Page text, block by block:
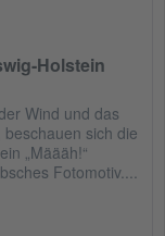
Holstein
Wind und das
sich die
„Määäh!“
Fotomotiv....